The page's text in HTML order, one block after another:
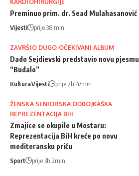
KARDIOHIRURGIJE
Preminuo prim. dr. Sead Mulahasanović
Vijesti prije 38 min
ZAVRŠIO DUGO OČEKIVANI ALBUM
Dado Sejdievski predstavio novu pjesmu
“Budalo”
KulturaVijesti prije 2h 47min
ŽENSKA SENIORSKA ODBOJKAŠKA
REPREZENTACIJA BIH
Zmajice se okupile u Mostaru:
Reprezentacija BiH kreće po novu
mediteransku priču
Sport prije 3h 2min